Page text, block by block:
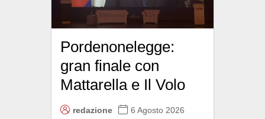
Pordenonelegge:
gran finale con
Mattarella e Il Volo
redazione 6 Agosto 2026